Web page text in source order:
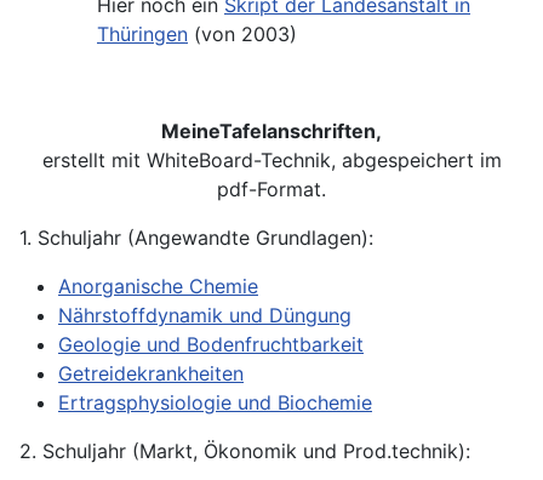
Hier noch ein Skript der Landesanstalt in
Thüringen (von 2003)
MeineTafelanschriften,
erstellt mit WhiteBoard-Technik, abgespeichert im
pdf-Format.
1. Schuljahr (Angewandte Grundlagen):
Anorganische Chemie
Nährstoffdynamik und Düngung
Geologie und Bodenfruchtbarkeit
Getreidekrankheiten
Ertragsphysiologie und Biochemie
2. Schuljahr (Markt, Ökonomik und Prod.technik):